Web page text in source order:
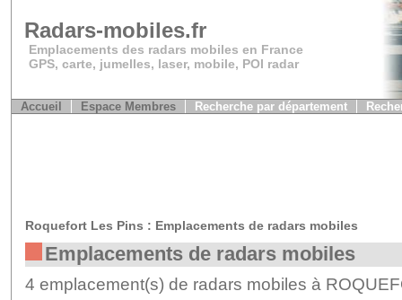
Radars-mobiles.fr
Emplacements des radars mobiles en France
GPS, carte, jumelles, laser, mobile, POI radar
Accueil Espace Membres Recherche par département
Roquefort Les Pins : Emplacements de radars mobiles
Emplacements de radars mobiles
4 emplacement(s) de radars mobiles à